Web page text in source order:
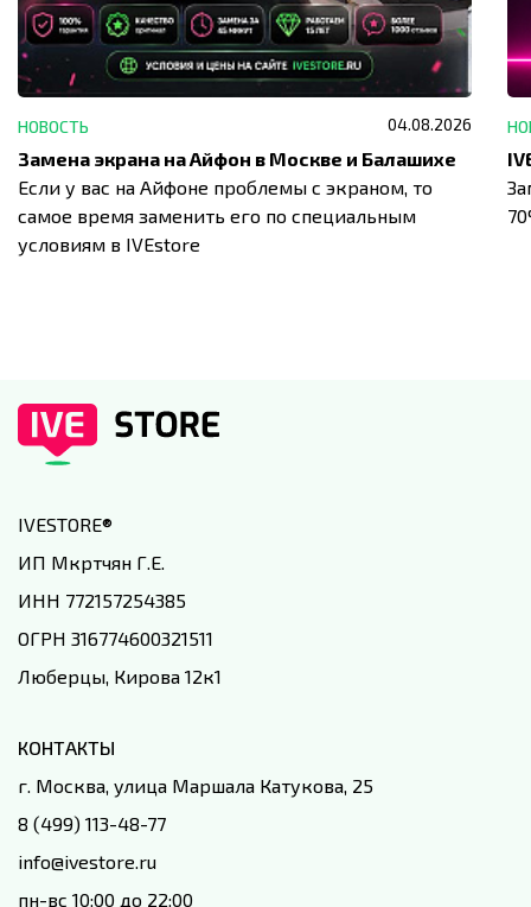
НОВОСТЬ 04.08.2026
Замена экрана на Айфон в Москве и Балашихе
Если у вас на Айфоне проблемы с экраном, то
самое время заменить его по специальным
условиям в IVEstore
IVESTORE®
ИП Мкртчян Г.Е.
ИНН 772157254385
ОГРН 316774600321511
Люберцы, Кирова 12к1
КОНТАКТЫ
г. Москва, улица Маршала Катукова, 25
8 (499) 113-48-77
info@ivestore.ru
пн-вс 10:00 до 22:00